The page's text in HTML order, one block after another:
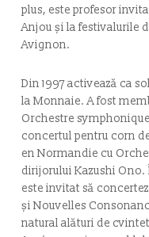
plus, este profesor
Anjou și la festivalurile
Avignon.
Din 1997 activează ca
la Monnaie. A fost
Orchestre
concertul pentru corn
en Normandie cu
dirijorului Kazushi
este invitat să
și Nouvelles
natural alături de